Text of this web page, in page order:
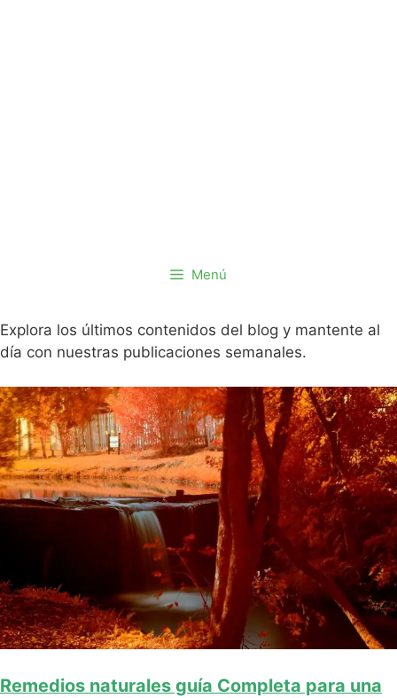
Menú
Explora los últimos contenidos del blog y mantente al
día con nuestras publicaciones semanales.
Remedios naturales guía Completa para una